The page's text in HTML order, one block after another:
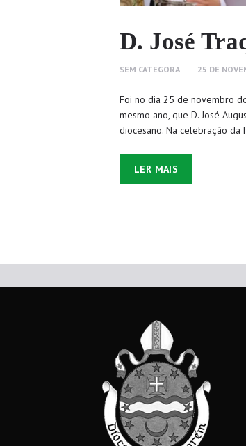
D. José
SEM CATEGORA 25 DE
Foi no dia 25 de novembro
mesmo ano, que D. José
diocesano. Na celebração
LER MAIS